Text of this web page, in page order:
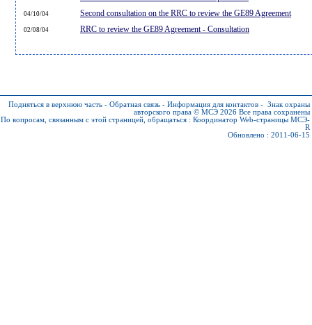
04/10/04 Second consultation on the RRC to review the GE89 Agreement
02/08/04 RRC to review the GE89 Agreement - Consultation
Подняться в верхнюю часть - Обратная связь - Информация для контактов - Знак охраны
авторского права © МСЭ 2026 Все права сохранены
По вопросам, связанным с этой страницей, обращаться : Координатор Web-страницы МСЭ-
R
Обновлено : 2011-06-15